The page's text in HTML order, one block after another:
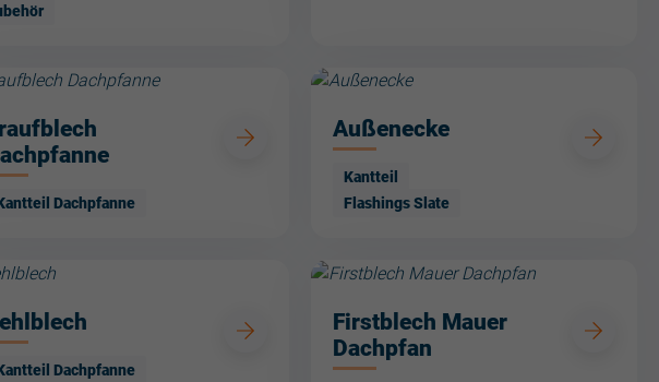
Dachpfanne
Außenecke
Kantteil
Flashings Slate
Dachpfanne
Firstblech Mauer
Dachpfan